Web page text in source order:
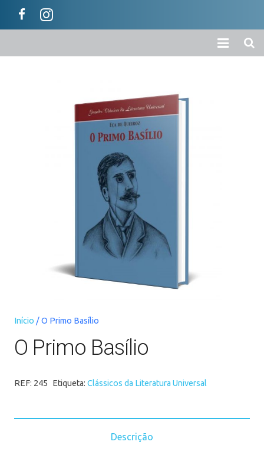
Ajuda / Informações
Início / O Primo Basílio
O Primo Basílio
REF: 245 Etiqueta: Clássicos da Literatura Universal
Descrição